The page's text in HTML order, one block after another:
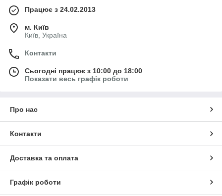
Працює з 24.02.2013
м. Київ
Київ, Україна
Контакти
Сьогодні працює з 10:00 до 18:00
Показати весь графік роботи
Про нас
Контакти
Доставка та оплата
Графік роботи